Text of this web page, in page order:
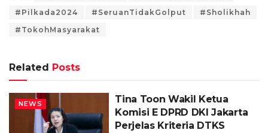
#Pilkada2024
#SeruanTidakGolput
#Sholikhah
#TokohMasyarakat
Related Posts
NEWS
Tina Toon Wakil Ketua
Komisi E DPRD DKI Jakarta
Perjelas Kriteria DTKS